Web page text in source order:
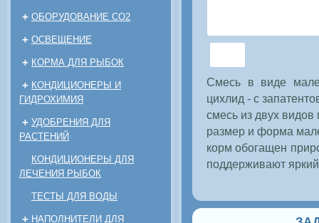
+ ОБОРУДОВАНИЕ CO2
+ ОСВЕЩЕНИЕ
+ КОРМА ДЛЯ РЫБОК
+ КОНДИЦИОНЕРЫ И
ГИДРОХИМИЯ
+ УДОБРЕНИЯ ДЛЯ
РАСТЕНИЙ
КОНДИЦИОНЕРЫ ДЛЯ
ЛЕЧЕНИЯ РЫБОК
ТЕСТЫ ДЛЯ ВОДЫ
+ НАПОЛНИТЕЛИ ДЛЯ
Смесь в виде
цихлид - с
смесь из двух
размер и форма
корм обогащен
поддерживают